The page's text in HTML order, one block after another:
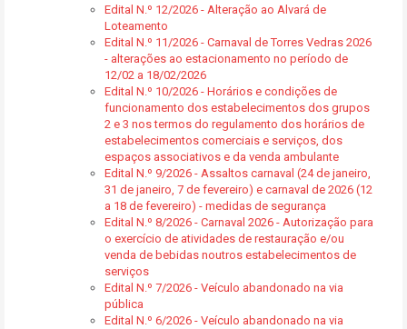
Edital N.º 12/2026 - Alteração ao Alvará de
Loteamento
Edital N.º 11/2026 - Carnaval de Torres Vedras 2026
- alterações ao estacionamento no período de
12/02 a 18/02/2026
Edital N.º 10/2026 - Horários e condições de
funcionamento dos estabelecimentos dos grupos
2 e 3 nos termos do regulamento dos horários de
estabelecimentos comerciais e serviços, dos
espaços associativos e da venda ambulante
Edital N.º 9/2026 - Assaltos carnaval (24 de janeiro,
31 de janeiro, 7 de fevereiro) e carnaval de 2026 (12
a 18 de fevereiro) - medidas de segurança
Edital N.º 8/2026 - Carnaval 2026 - Autorização para
o exercício de atividades de restauração e/ou
venda de bebidas noutros estabelecimentos de
serviços
Edital N.º 7/2026 - Veículo abandonado na via
pública
Edital N.º 6/2026 - Veículo abandonado na via